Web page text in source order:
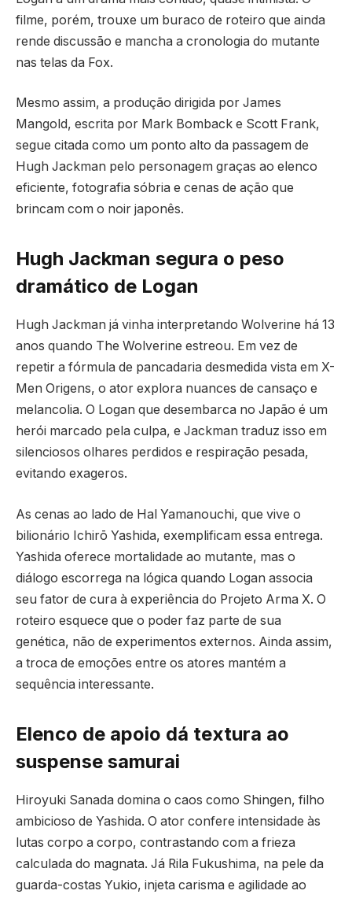
filme, porém, trouxe um buraco de roteiro que ainda
rende discussão e mancha a cronologia do mutante
nas telas da Fox.
Mesmo assim, a produção dirigida por James
Mangold, escrita por Mark Bomback e Scott Frank,
segue citada como um ponto alto da passagem de
Hugh Jackman pelo personagem graças ao elenco
eficiente, fotografia sóbria e cenas de ação que
brincam com o noir japonês.
Hugh Jackman segura o peso
dramático de Logan
Hugh Jackman já vinha interpretando Wolverine há 13
anos quando The Wolverine estreou. Em vez de
repetir a fórmula de pancadaria desmedida vista em X-
Men Origens, o ator explora nuances de cansaço e
melancolia. O Logan que desembarca no Japão é um
herói marcado pela culpa, e Jackman traduz isso em
silenciosos olhares perdidos e respiração pesada,
evitando exageros.
As cenas ao lado de Hal Yamanouchi, que vive o
bilionário Ichirō Yashida, exemplificam essa entrega.
Yashida oferece mortalidade ao mutante, mas o
diálogo escorrega na lógica quando Logan associa
seu fator de cura à experiência do Projeto Arma X. O
roteiro esquece que o poder faz parte de sua
genética, não de experimentos externos. Ainda assim,
a troca de emoções entre os atores mantém a
sequência interessante.
Elenco de apoio dá textura ao
suspense samurai
Hiroyuki Sanada domina o caos como Shingen, filho
ambicioso de Yashida. O ator confere intensidade às
lutas corpo a corpo, contrastando com a frieza
calculada do magnata. Já Rila Fukushima, na pele da
guarda-costas Yukio, injeta carisma e agilidade ao